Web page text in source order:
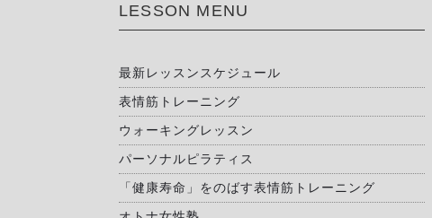
LESSON MENU
最新レッスンスケジュール
表情筋トレーニング
ウォーキングレッスン
パーソナルピラティス
「健康寿命」をのばす表情筋トレーニング